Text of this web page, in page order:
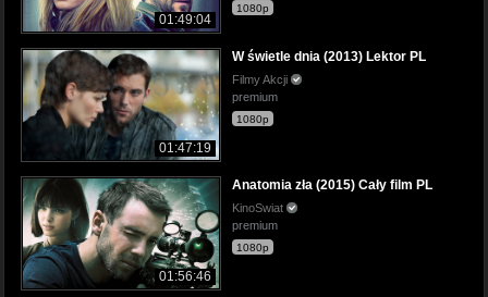
01:49:04
1080p
01:47:19
W świetle dnia (2013) Lektor PL
Filmy Akcji
premium
1080p
01:56:46
Anatomia zła (2015) Cały film PL
KinoSwiat
premium
1080p